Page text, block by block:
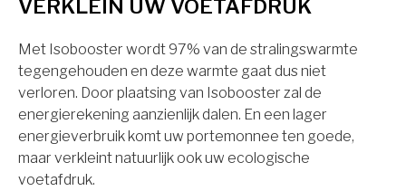
VERKLEIN UW VOETAFDRUK
Met Isobooster wordt 97% van de stralingswarmte
tegengehouden en deze warmte gaat dus niet
verloren. Door plaatsing van Isobooster zal de
energierekening aanzienlijk dalen. En een lager
energieverbruik komt uw portemonnee ten goede,
maar verkleint natuurlijk ook uw ecologische
voetafdruk.